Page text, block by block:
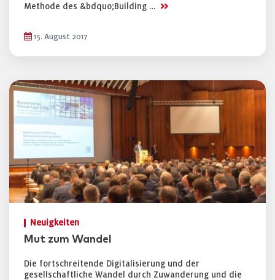
Methode des &bdquo;Building … >>
15. August 2017
Neuigkeiten
Mut zum Wandel
Die fortschreitende Digitalisierung und der
gesellschaftliche Wandel durch Zuwanderung und die